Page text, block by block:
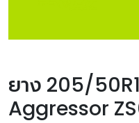
ยาง 205/
Aggressor